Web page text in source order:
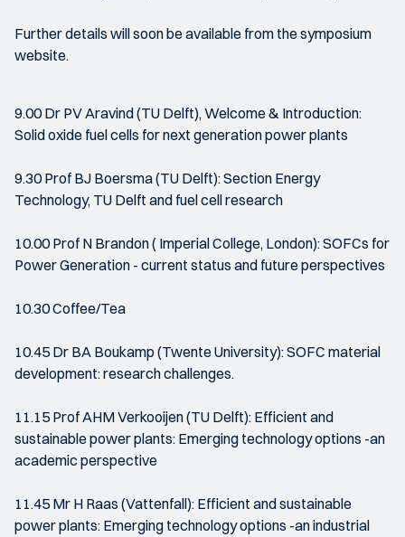
Further details will soon be available from the symposium
website.
9.00 Dr PV Aravind (TU Delft), Welcome & Introduction:
Solid oxide fuel cells for next generation power plants
9.30 Prof BJ Boersma (TU Delft): Section Energy
Technology, TU Delft and fuel cell research
10.00 Prof N Brandon ( Imperial College, London): SOFCs for
Power Generation - current status and future perspectives
10.30 Coffee/Tea
10.45 Dr BA Boukamp (Twente University): SOFC material
development: research challenges.
11.15 Prof AHM Verkooijen (TU Delft): Efficient and
sustainable power plants: Emerging technology options -an
academic perspective
11.45 Mr H Raas (Vattenfall): Efficient and sustainable
power plants: Emerging technology options -an industrial